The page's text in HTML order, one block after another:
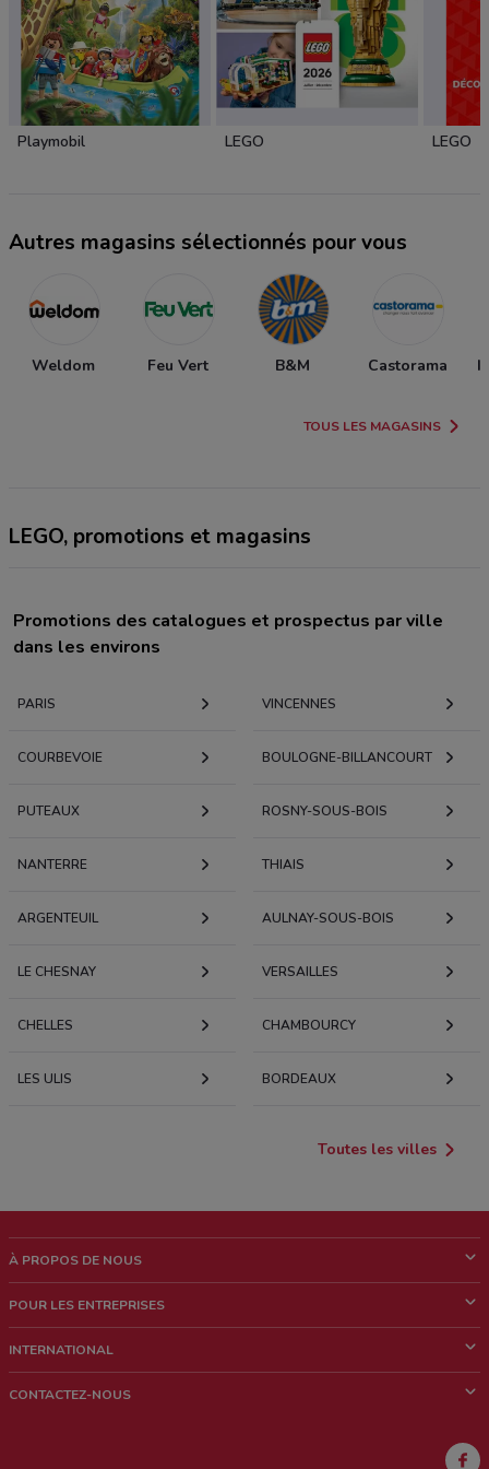
Playmobil LEGO LEGO
Autres magasins sélectionnés pour vous
Weldom Feu Vert B&M Castorama
TOUS LES MAGASINS
LEGO, promotions et magasins
Promotions des catalogues et prospectus par ville
dans les environs
PARIS VINCENNES
COURBEVOIE BOULOGNE-BILLANCOURT
PUTEAUX ROSNY-SOUS-BOIS
NANTERRE THIAIS
ARGENTEUIL AULNAY-SOUS-BOIS
LE CHESNAY VERSAILLES
CHELLES CHAMBOURCY
LES ULIS BORDEAUX
Toutes les villes
À PROPOS DE NOUS
News & Médias
POUR LES ENTREPRISES
Contacts commerciaux et/ou marketing
INTERNATIONAL
CONTACTEZ-NOUS